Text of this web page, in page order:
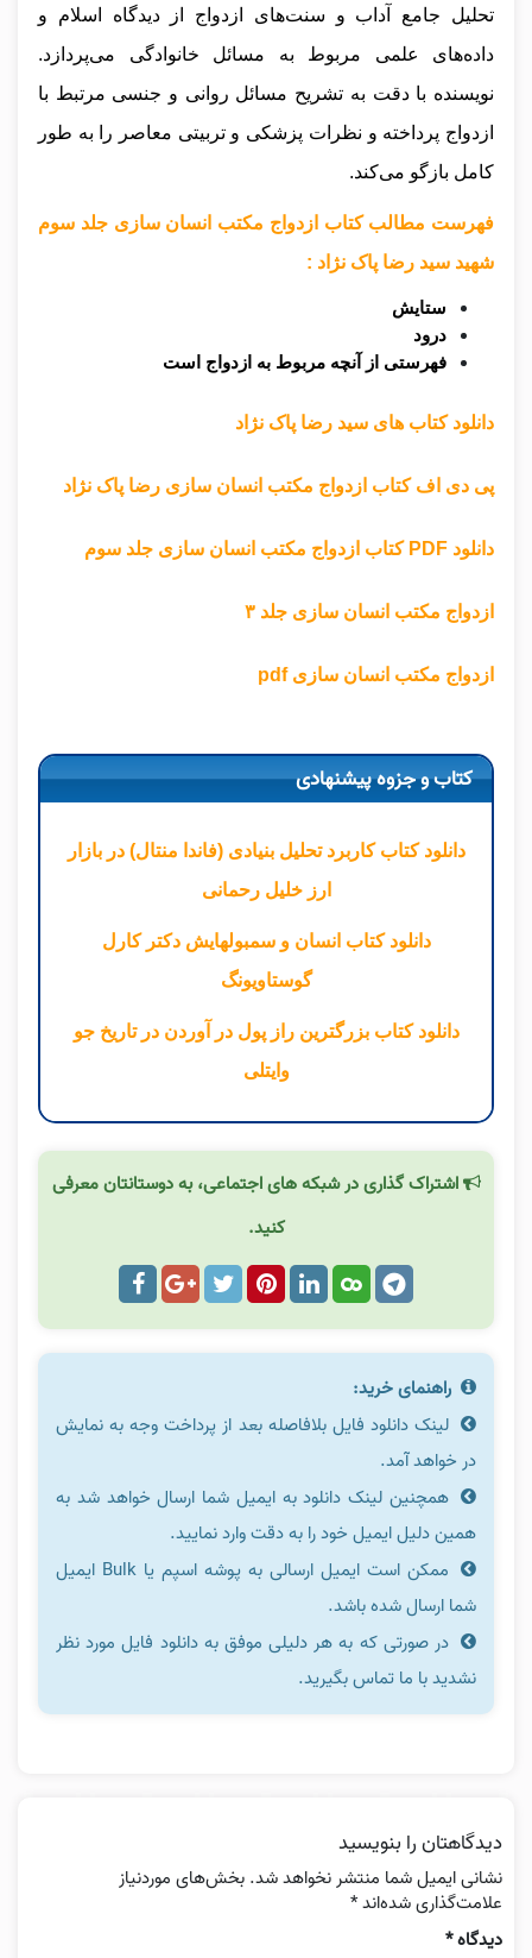
تحلیل جامع آداب و سنت‌های ازدواج از دیدگاه اسلام و
داده‌های علمی مربوط به مسائل خانوادگی می‌پردازد.
نویسنده با دقت به تشریح مسائل روانی و جنسی مرتبط با
ازدواج پرداخته و نظرات پزشکی و تربیتی معاصر را به طور
کامل بازگو می‌کند.
فهرست مطالب کتاب ازدواج مکتب انسان سازی جلد سوم
شهید سید رضا پاک نژاد :
ستایش
درود
فهرستی از آنچه مربوط به ازدواج است
دانلود کتاب های سید رضا پاک نژاد
پی دی اف کتاب ازدواج مکتب انسان سازی رضا پاک نژاد
دانلود PDF کتاب ازدواج مکتب انسان سازی جلد سوم
ازدواج مکتب انسان سازی جلد ۳
ازدواج مکتب انسان سازی pdf
کتاب و جزوه پیشنهادی
دانلود کتاب کاربرد تحلیل بنیادی (فاندا منتال) در بازار
ارز خلیل رحمانی
دانلود کتاب انسان و سمبولهایش دکتر کارل
گوستاویونگ
دانلود کتاب بزرگترین راز پول در آوردن در تاریخ جو
وایتلی
اشتراک گذاری در شبکه های اجتماعی، به دوستانتان معرفی
کنید.
راهنمای خرید:
لینک دانلود فایل بلافاصله بعد از پرداخت وجه به نمایش
در خواهد آمد.
همچنین لینک دانلود به ایمیل شما ارسال خواهد شد به
همین دلیل ایمیل خود را به دقت وارد نمایید.
ممکن است ایمیل ارسالی به پوشه اسپم یا Bulk ایمیل
شما ارسال شده باشد.
در صورتی که به هر دلیلی موفق به دانلود فایل مورد نظر
نشدید با ما تماس بگیرید.
دیدگاهتان را بنویسید
نشانی ایمیل شما منتشر نخواهد شد. بخش‌های موردنیاز
علامت‌گذاری شده‌اند*
دیدگاه*